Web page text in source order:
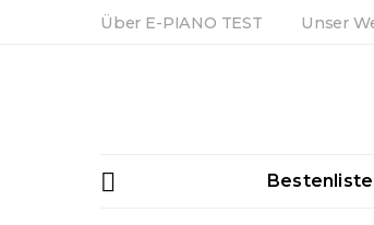
Über E-PIANO TEST Unser